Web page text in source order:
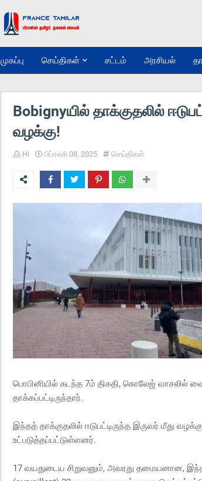
முகப்பு செய்திகள் சட்டம் அரசியல்
Bobignyயில் தாக்குதலில்
வழக்கு!
Hi பிப்ரவரி 08, 2025 செய்திகள்
பொபினியில் கடந்த 7ம் திகதி, கொலேஜ் வாசலில்
தாக்கப்பட்டிருந்தார்.
இந்தத் தாக்குதலில் ஈடுபட்டிருந்த இருவர் மீது
உட்படுத்தப்பட்டுள்ளனர்.
17 வயதுடைய சிறுவனும், அவரது தமையனான,